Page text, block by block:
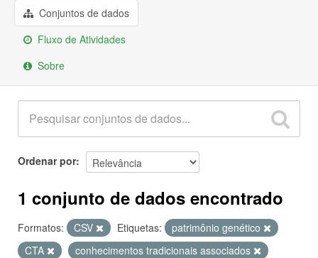
SobreConjuntos de dados
Fluxo de Atividades
Sobre
Ordenar por
1 conjunto de dados encontrado
Formatos: CSV Etiquetas:
patrimônio genético
CTA
conhecimentos tradicionais associados